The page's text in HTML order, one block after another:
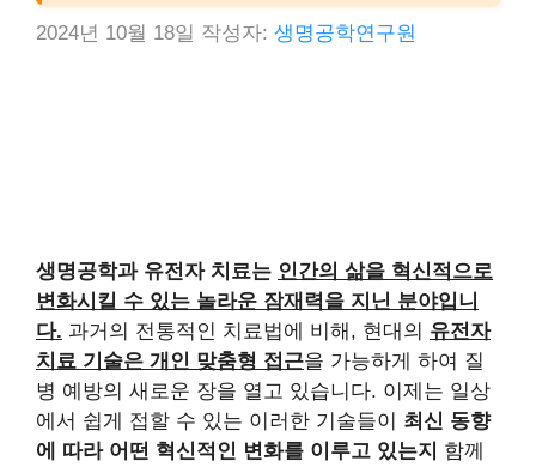
2024년 10월 18일 작성자: 생명공학연구원
생명공학과 유전자 치료는 인간의 삶을 혁신적으로
변화시킬 수 있는 놀라운 잠재력을 지닌 분야입니
다. 과거의 전통적인 치료법에 비해, 현대의 유전자
치료 기술은 개인 맞춤형 접근을 가능하게 하여 질
병 예방의 새로운 장을 열고 있습니다. 이제는 일상
에서 쉽게 접할 수 있는 이러한 기술들이 최신 동향
에 따라 어떤 혁신적인 변화를 이루고 있는지 함께